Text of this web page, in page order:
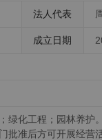
法人代表
成立日期
绿化工程；园林养
批准后方可开展经营